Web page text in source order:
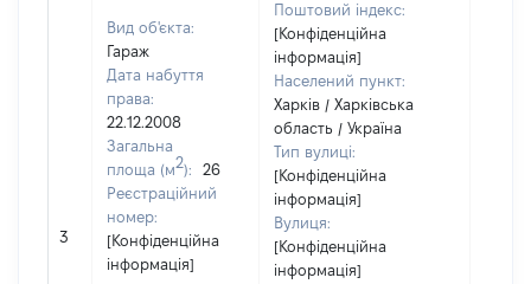
3
Вид об'єкта:
Гараж
Дата набуття
права:
22.12.2008
Загальна
площа (м2):
26
Реєстраційний
номер:
[Конфіденційна
інформація]
Поштовий індекс:
[Конфіденційна
інформація]
Населений пункт:
Харків / Харківська
область / Україна
Тип вулиці:
[Конфіденційна
інформація]
Вулиця:
[Конфіденційна
інформація]